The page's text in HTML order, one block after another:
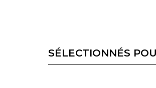
SÉLECTIONNÉS